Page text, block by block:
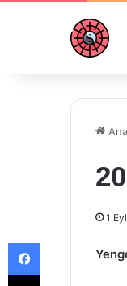
1
Facebook
X